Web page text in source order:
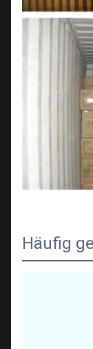
Häufig